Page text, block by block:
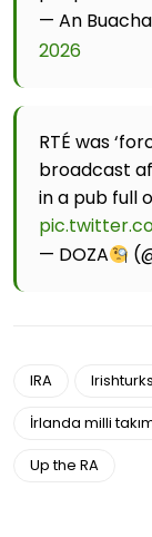
— An
2026
RTÉ was
broadcast
in a pub full
— DOZA
IRA Irishturks
İrlanda milli
Up the RA